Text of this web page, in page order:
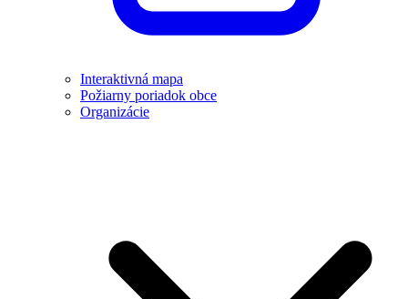
Interaktivná mapa
Požiarny poriadok obce
Organizácie